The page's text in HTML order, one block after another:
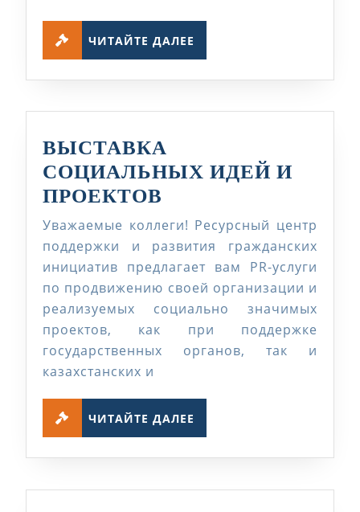
тетіктерін
енгізу»
жобасының
нәтіжелері
ЧИТАЙТЕ ДАЛЕЕ
ВЫСТАВКА
СОЦИАЛЬНЫХ ИДЕЙ И
ПРОЕКТОВ
СОЦИАЛЬНЫХ
ИДЕЙ
И
ПРОЕКТОВ
Уважаемые коллеги! Ресурсный центр
поддержки и развития гражданских
инициатив предлагает вам PR-услуги
по продвижению своей организации и
реализуемых социально значимых
проектов, как при поддержке
государственных органов, так и
казахстанских и
ЧИТАЙТЕ ДАЛЕЕ